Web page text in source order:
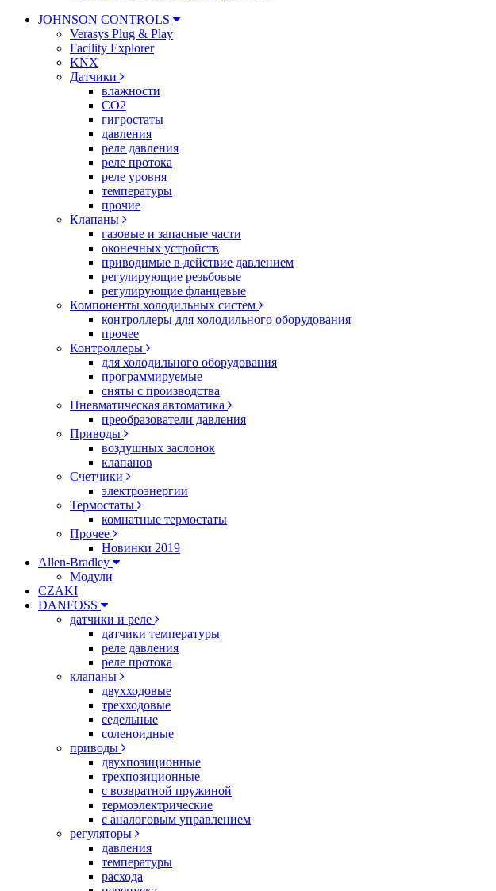
JOHNSON CONTROLS
Verasys Plug & Play
Facility Explorer
KNX
Датчики
влажности
CO2
гигростаты
давления
реле давления
реле протока
реле уровня
температуры
прочие
Клапаны
газовые и запасные части
оконечных устройств
приводимые в действие давлением
регулирующие резьбовые
регулирующие фланцевые
Компоненты холодильных систем
контроллеры для холодильного оборудования
прочее
Контроллеры
для холодильного оборудования
программируемые
сняты с производства
Пневматическая автоматика
преобразователи давления
Приводы
воздушных заслонок
клапанов
Счетчики
электроэнергии
Термостаты
комнатные термостаты
Прочее
Новинки 2019
Allen-Bradley
Модули
CZAKI
DANFOSS
датчики и реле
датчики температуры
реле давления
реле протока
клапаны
двухходовые
трехходовые
седельные
соленоидные
приводы
двухпозиционные
трехпозиционные
с возвратной пружиной
термоэлектрические
с аналоговым управлением
регуляторы
давления
температуры
расхода